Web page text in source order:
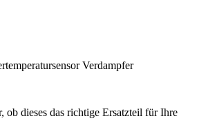
Verdampfer
ob dieses das richtige Ersatzteil für Ihre